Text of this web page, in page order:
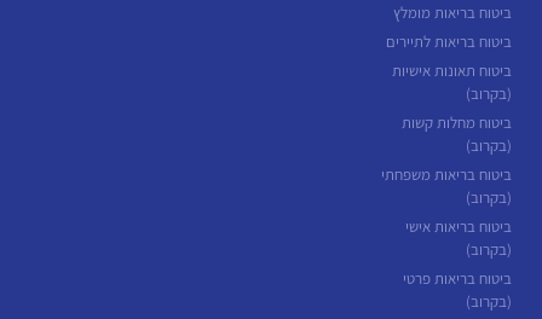
ביטוח בריאות מומלץ
ביטוח בריאות לתיירים
ביטוח תאונות אישיות
(בקרוב)
ביטוח מחלות קשות
(בקרוב)
ביטוח בריאות משפחתי
(בקרוב)
ביטוח בריאות אישי
(בקרוב)
ביטוח בריאות פרטי
(בקרוב)